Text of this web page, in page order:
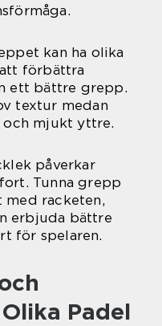
kan ha olika
förbättra
ett bättre grepp.
textur medan
och mjukt yttre.
påverkar
Tunna grepp
racketen,
erbjuda bättre
för spelaren.
Padel